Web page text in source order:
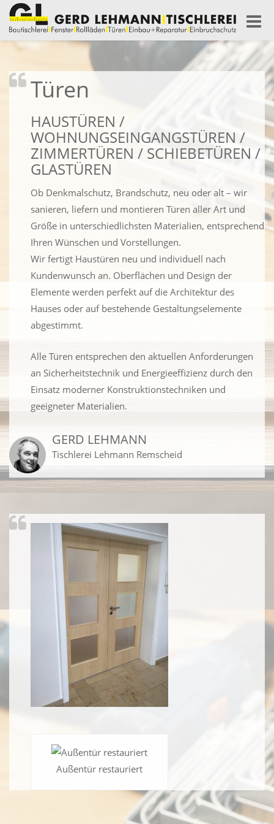
Toggle
Türen
HAUSTÜREN /
WOHNUNGSEINGANGSTÜREN /
ZIMMERTÜREN / SCHIEBETÜREN /
GLASTÜREN
Ob Denkmalschutz, Brandschutz, neu oder alt – wir
sanieren, liefern und montieren Türen aller Art und
Größe in unterschiedlichsten Materialien, entsprechend
Ihren Wünschen und Vorstellungen.
Wir fertigt Haustüren neu und individuell nach
Kundenwunsch an. Oberflächen und Design der
Elemente werden perfekt auf die Architektur des
Hauses oder auf bestehende Gestaltungselemente
abgestimmt.
Alle Türen entsprechen den aktuellen Anforderungen
an Sicherheitstechnik und Energieeffizienz durch den
Einsatz moderner Konstruktionstechniken und
geeigneter Materialien.
GERD LEHMANN
Tischlerei Lehmann Remscheid
Außentür restauriert